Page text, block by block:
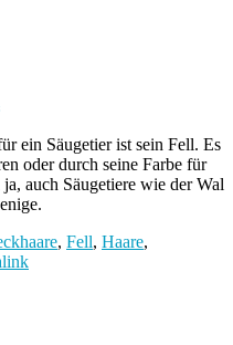
ein Säugetier ist sein Fell. Es
oder durch seine Farbe für
auch Säugetiere wie der Wal
, Fell, Haare,